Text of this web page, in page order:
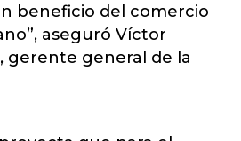
beneficio del comercio
aseguró Víctor
gerente general de la